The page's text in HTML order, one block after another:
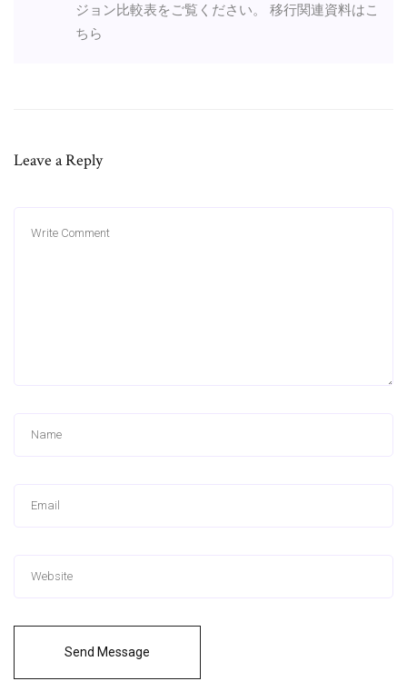
ジョン比較表をご覧ください。 移行関連資料はこ
ちら
Leave a Reply
Send Message